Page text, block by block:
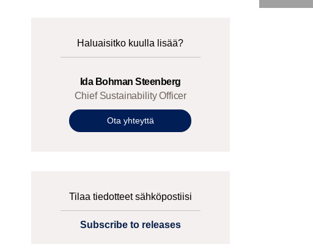
Haluaisitko kuulla lisää?
Ida Bohman Steenberg
Chief Sustainability Officer
Ota yhteyttä
Tilaa tiedotteet sähköpostiisi
Subscribe to releases